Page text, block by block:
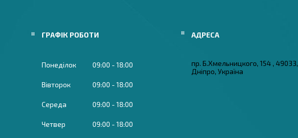
ГРАФІК РОБОТИ
Понеділок 09:00 18:00
Вівторок 09:00 18:00
Середа 09:00 18:00
Четвер 09:00 18:00
пр. Б.Хмельницкого, 154 , 49033,
Дніпро, Україна